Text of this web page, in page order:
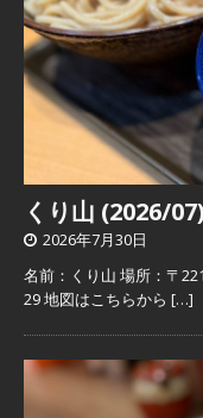
くり山 (2026/07)
2026年7月30日
名前：くり山 場所：〒
29 地図はこちらから […]